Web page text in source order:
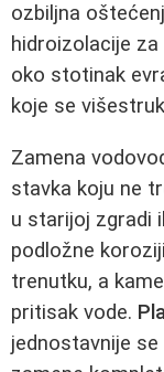
ozbiljna
hidroizolacije
oko stotinak
koje se
Zamena
stavka koju ne
u starijoj zgradi
podložne
trenutku, a
pritisak vode.
jednostavnije